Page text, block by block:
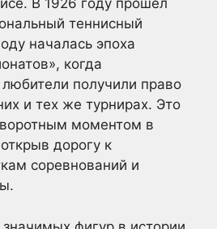
В 1926 году прошел
теннисный
началась эпоха
когда
получили право
и тех же турнирах. Это
моментом в
дорогу к
соревнований и